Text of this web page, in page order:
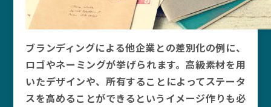
ブランディングによる他企業との差別化の例に、
ロゴやネーミングが挙げられます。高級素材を用
いたデザインや、所有することによってステータ
スを高めることができるというイメージ作りも必